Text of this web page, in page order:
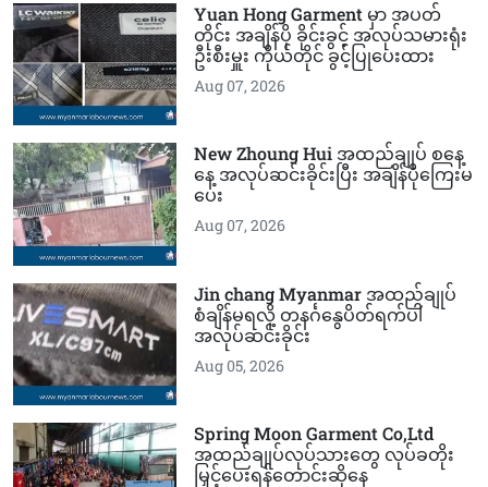
Yuan Hong Garment မှာ အပတ်
တိုင်း အချိန်ပို ခိုင်းခွင့် အလုပ်သမားရုံး
ဦးစီးမှူး ကိုယ်တိုင် ခွင့်ပြုပေးထား
Aug 07, 2026
New Zhoung Hui အထည်ချုပ် စနေ့
နေ့ အလုပ်ဆင်းခိုင်းပြီး အချိန်ပိုကြေးမ
ပေး
Aug 07, 2026
Jin chang Myanmar အထည်ချုပ်
စံချိန်မရလို့ တနင်္ဂနွေပိတ်ရက်ပါ
အလုပ်ဆင်းခိုင်း
Aug 05, 2026
Spring Moon Garment Co,Ltd
အထည်ချုပ်လုပ်သားတွေ လုပ်ခတိုး
မြှင့်ပေးရန်တောင်းဆိုနေ